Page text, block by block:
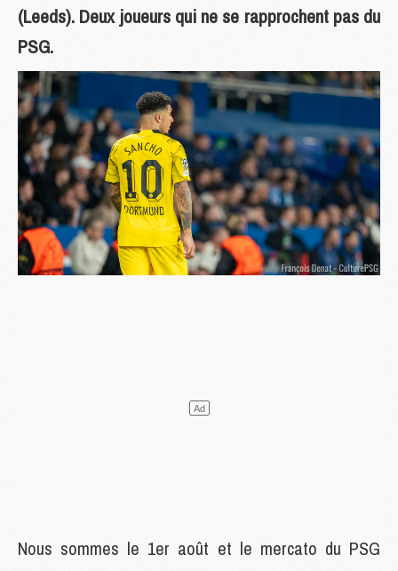
(Leeds). Deux joueurs qui ne se rapprochent pas du
PSG.
Nous sommes le 1er août et le mercato du PSG